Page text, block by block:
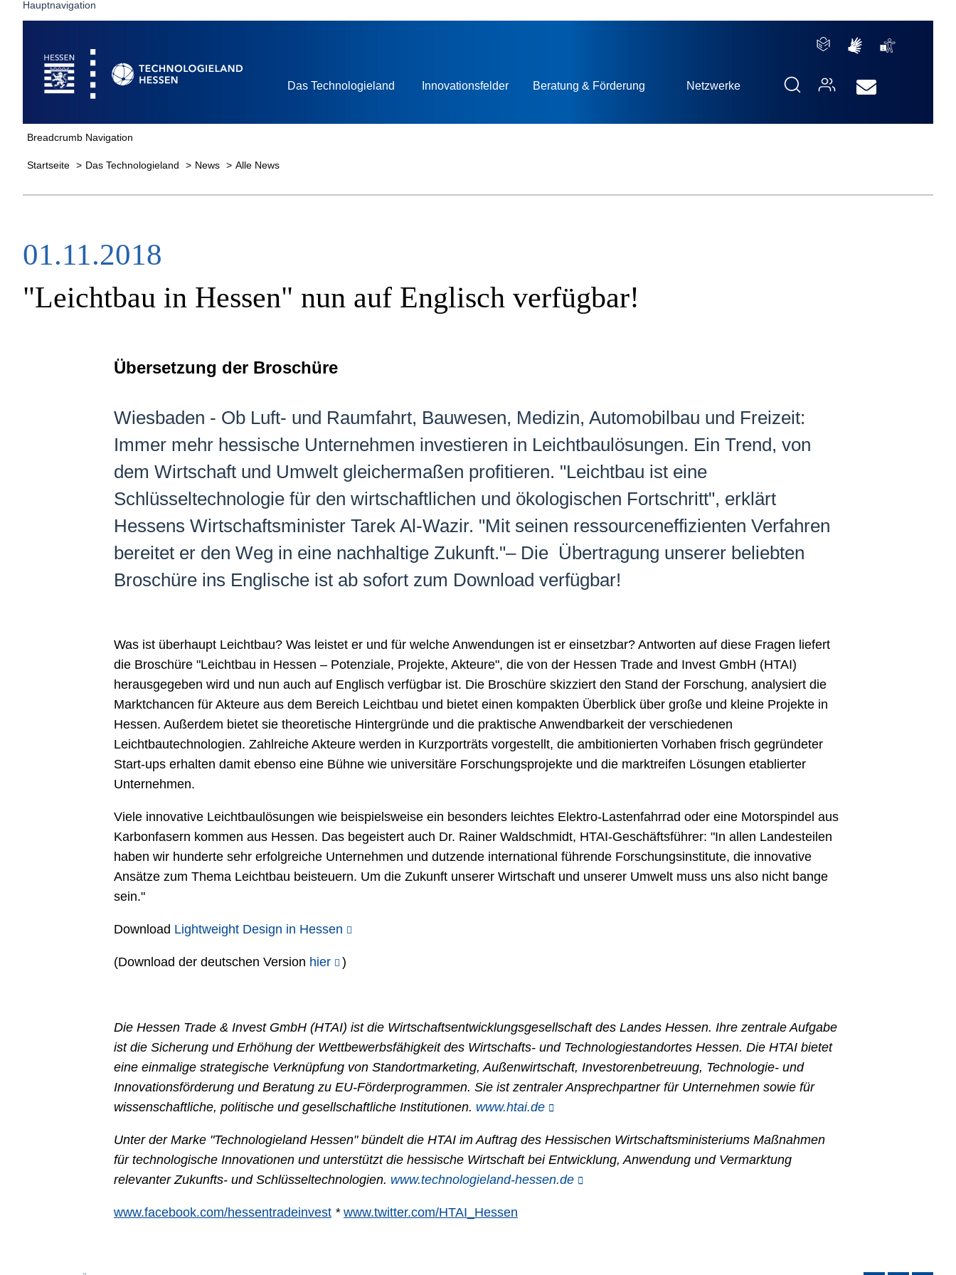
Hauptnavigation
Startseite
Das Technologieland Innovationsfelder Beratung & Förderung Netzwerke
Breadcrumb Navigation
Startseite Das Technologieland News Alle News
01.11.2018
"Leichtbau in Hessen" nun auf Englisch verfügbar!
Übersetzung der Broschüre
Wiesbaden - Ob Luft- und Raumfahrt, Bauwesen, Medizin, Automobilbau und Freizeit:
Immer mehr hessische Unternehmen investieren in Leichtbaulösungen. Ein Trend, von
dem Wirtschaft und Umwelt gleichermaßen profitieren. "Leichtbau ist eine
Schlüsseltechnologie für den wirtschaftlichen und ökologischen Fortschritt", erklärt
Hessens Wirtschaftsminister Tarek Al-Wazir. "Mit seinen ressourceneffizienten Verfahren
bereitet er den Weg in eine nachhaltige Zukunft."– Die Übertragung unserer beliebten
Broschüre ins Englische ist ab sofort zum Download verfügbar!
Was ist überhaupt Leichtbau? Was leistet er und für welche Anwendungen ist er einsetzbar? Antworten auf diese Fragen liefert
die Broschüre "Leichtbau in Hessen – Potenziale, Projekte, Akteure", die von der Hessen Trade and Invest GmbH (HTAI)
herausgegeben wird und nun auch auf Englisch verfügbar ist. Die Broschüre skizziert den Stand der Forschung, analysiert die
Marktchancen für Akteure aus dem Bereich Leichtbau und bietet einen kompakten Überblick über große und kleine Projekte in
Hessen. Außerdem bietet sie theoretische Hintergründe und die praktische Anwendbarkeit der verschiedenen
Leichtbautechnologien. Zahlreiche Akteure werden in Kurzporträts vorgestellt, die ambitionierten Vorhaben frisch gegründeter
Start-ups erhalten damit ebenso eine Bühne wie universitäre Forschungsprojekte und die marktreifen Lösungen etablierter
Unternehmen.
Viele innovative Leichtbaulösungen wie beispielsweise ein besonders leichtes Elektro-Lastenfahrrad oder eine Motorspindel aus
Karbonfasern kommen aus Hessen. Das begeistert auch Dr. Rainer Waldschmidt, HTAI-Geschäftsführer: "In allen Landesteilen
haben wir hunderte sehr erfolgreiche Unternehmen und dutzende international führende Forschungsinstitute, die innovative
Ansätze zum Thema Leichtbau beisteuern. Um die Zukunft unserer Wirtschaft und unserer Umwelt muss uns also nicht bange
sein."
Download Lightweight Design in Hessen
(Download der deutschen Version hier )
Die Hessen Trade & Invest GmbH (HTAI) ist die Wirtschaftsentwicklungsgesellschaft des Landes Hessen. Ihre zentrale Aufgabe
ist die Sicherung und Erhöhung der Wettbewerbsfähigkeit des Wirtschafts- und Technologiestandortes Hessen. Die HTAI bietet
eine einmalige strategische Verknüpfung von Standortmarketing, Außenwirtschaft, Investorenbetreuung, Technologie- und
Innovationsförderung und Beratung zu EU-Förderprogrammen. Sie ist zentraler Ansprechpartner für Unternehmen sowie für
wissenschaftliche, politische und gesellschaftliche Institutionen. www.htai.de
Unter der Marke "Technologieland Hessen" bündelt die HTAI im Auftrag des Hessischen Wirtschaftsministeriums Maßnahmen
für technologische Innovationen und unterstützt die hessische Wirtschaft bei Entwicklung, Anwendung und Vermarktung
relevanter Zukunfts- und Schlüsseltechnologien. www.technologieland-hessen.de
www.facebook.com/hessentradeinvest * www.twitter.com/HTAI_Hessen